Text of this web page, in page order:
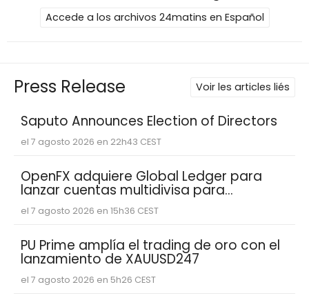
Accede a los archivos 24matins en Español
Press Release Voir les articles liés
Saputo Announces Election of Directors
el 7 agosto 2026 en 22h43 CEST
OpenFX adquiere Global Ledger para
lanzar cuentas multidivisa para
empresas fintech
el 7 agosto 2026 en 15h36 CEST
PU Prime amplía el trading de oro con el
lanzamiento de XAUUSD247
el 7 agosto 2026 en 5h26 CEST